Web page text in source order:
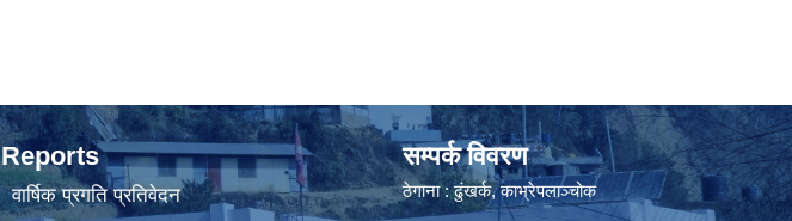
Reports
वार्षिक प्रगति प्रतिवेदन
सम्पर्क विवरण
ठेगाना : ढुंखर्क, काभ्रेपलाञ्चोक